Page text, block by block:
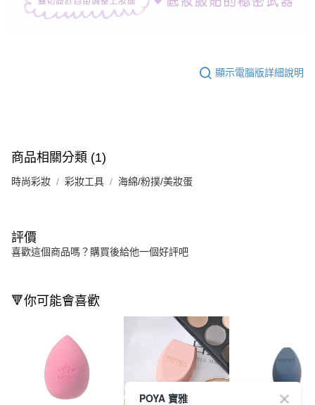
顯示電腦版詳細說明
商品相關分類 (1)
時尚彩妝 彩妝工具 海綿/粉撲/美妝蛋
評價
喜歡這個商品嗎？購買後給他一個好評吧
🔻你可能會喜歡
POYA 寶雅